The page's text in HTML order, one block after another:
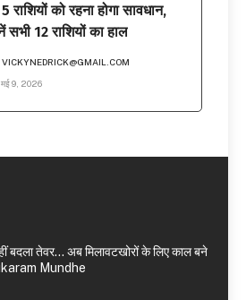
राशियों को रहना होगा सावधान,
सभी 12 राशियों का हाल
VICKYNEDRICK@GMAIL.COM
मई 9, 2026
बदला तेवर… अब मिलावटखोरों के लिए काल बने
Mundhe